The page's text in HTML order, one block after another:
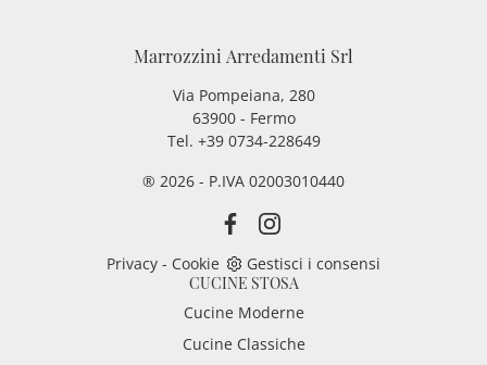
Marrozzini Arredamenti Srl
Via Pompeiana, 280
63900 - Fermo
Tel. +39 0734-228649
® 2026 - P.IVA 02003010440
Privacy - Cookie
Gestisci i consensi
CUCINE STOSA
Cucine Moderne
Cucine Classiche